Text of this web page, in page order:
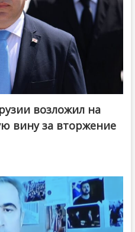
возложил на
вину за вторжение